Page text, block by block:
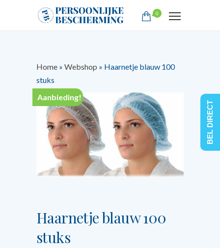
0
Home » Webshop » Haarnetje blauw 100
stuks
Aanbieding!
Haarnetje blauw 100
stuks
BEL DIRECT